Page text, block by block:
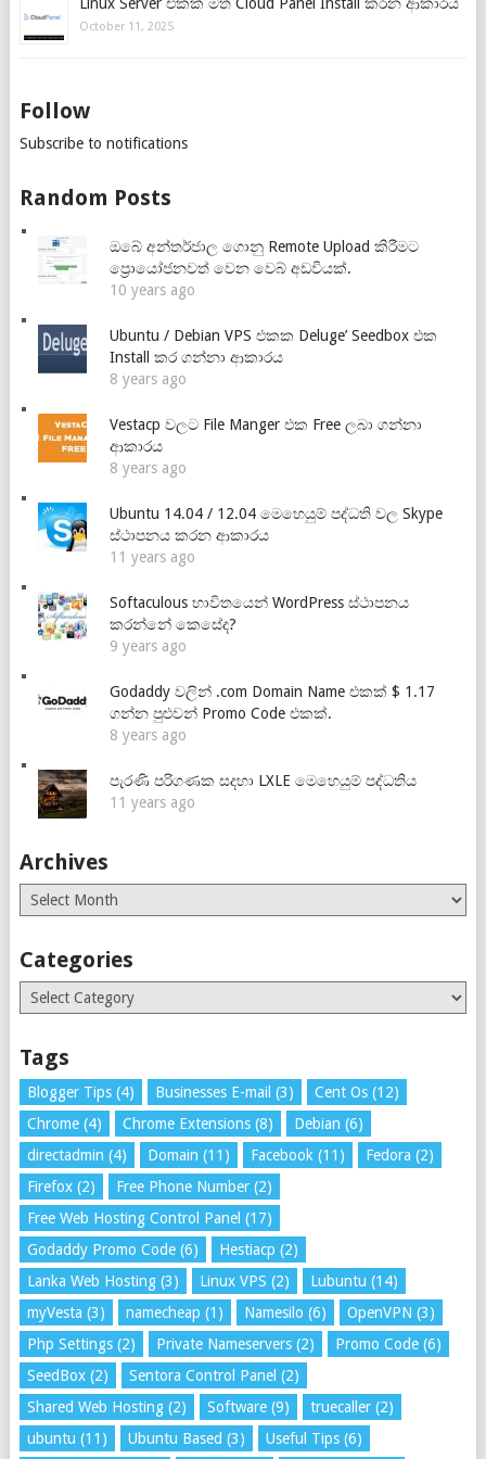
October 11, 2025
Follow
Subscribe to notifications
Random Posts
ඔබේ අන්තර්ජාල ගොනු Remote Upload කිරීමට
ප්‍රොයෝජනවත් වෙන වෙබ් අඩවියක්.
10 years ago
Ubuntu / Debian VPS එකක Deluge’ Seedbox එක
Install කර ගන්නා ආකාරය
8 years ago
Vestacp වලට File Manger එක Free ලබා ගන්නා
ආකාරය
8 years ago
Ubuntu 14.04 / 12.04 මෙහෙයුම් පද්ධති වල Skype
ස්ථාපනය කරන ආකාරය
11 years ago
Softaculous භාවිතයෙන් WordPress ස්ථාපනය
කරන්නේ කෙසේද?
9 years ago
Godaddy වලින් .com Domain Name එකක් $ 1.17
ගන්න පුළුවන් Promo Code එකක්.
8 years ago
පැරණි පරිගණක සදහා LXLE මෙහෙයුම් පද්ධතිය
11 years ago
Archives
Archives
Categories
Categories
Tags
Blogger Tips(4) Businesses E-mail (3) Cent Os(12)
Chrome(4) Chrome Extensions(8) Debian (6)
directadmin (4) Domain (11) Facebook (11) Fedora (2)
Firefox(2) Free Phone Number(2)
Free Web Hosting Control Panel (17)
Godaddy Promo Code(6) Hestiacp (2)
Lanka Web Hosting(3) Linux VPS (2) Lubuntu (14)
myVesta (3) namecheap (1) Namesilo (6) OpenVPN (3)
Php Settings(2) Private Nameservers(2) Promo Code(6)
SeedBox(2) Sentora Control Panel (2)
Shared Web Hosting(2) Software(9) truecaller(2)
ubuntu (11) Ubuntu Based (3) Useful Tips(6)